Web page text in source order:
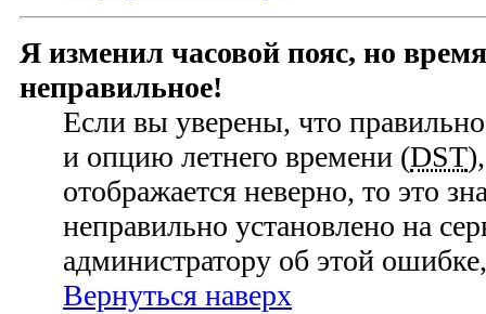
Я изменил часовой пояс, но
неправильное!
Если вы уверены, что
и опцию летнего времени (DST
отображается неверно, то это
неправильно установлено на
администратору об этой
Вернуться наверх